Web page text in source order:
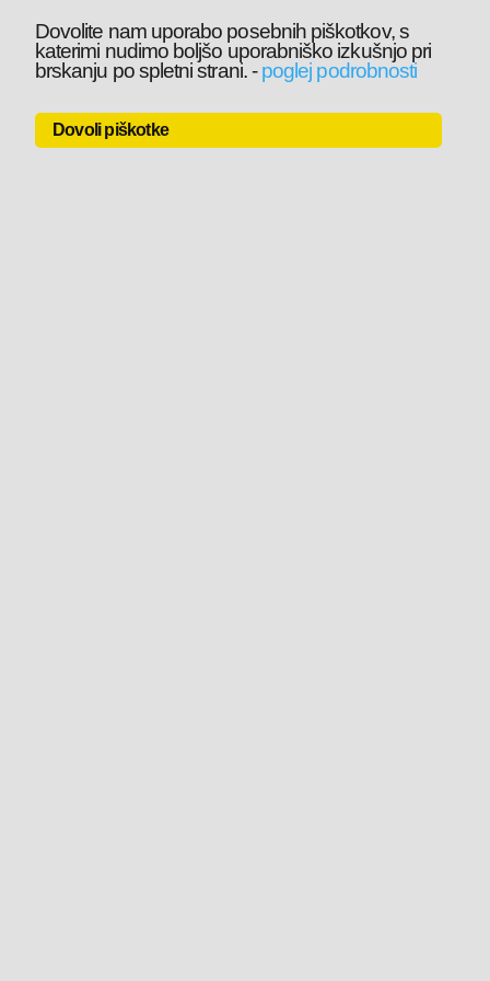
Dovolite nam uporabo posebnih piškotkov, s
katerimi nudimo boljšo uporabniško izkušnjo pri
brskanju po spletni strani.-poglej podrobnosti
Dovoli piškotke